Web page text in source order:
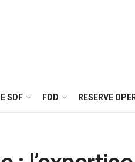
SDF FDD RESERVE